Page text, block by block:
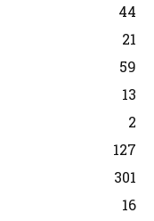
44
21
59
13
2
127
301
16